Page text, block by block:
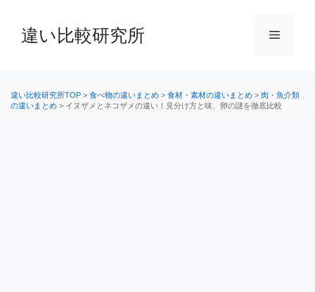
へ
違い比較研究所 メ
違い比較研究所TOP > 食べ物の違いまとめ > 食材・素材の違いまとめ > 肉・魚介類
の違いまとめ > イヌザメとネコザメの違い！見分け方と味、卵の謎を徹底比較